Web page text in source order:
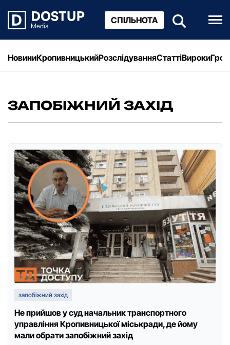
СПІЛЬНОТА
НовиниКропивницькийРозслідуванняСтаттіВироки
ЗАПОБІЖНИЙ ЗАХІД
запобіжний захід
Не прийшов у суд начальник транспортного
управління Кропивницької міськради, де йому
мали обрати запобіжний захід